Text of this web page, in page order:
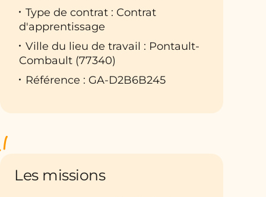
Type de contrat : Contrat
d'apprentissage
Ville du lieu de travail : Pontault-
Combault (77340)
Référence : GA-D2B6B245
Les missions